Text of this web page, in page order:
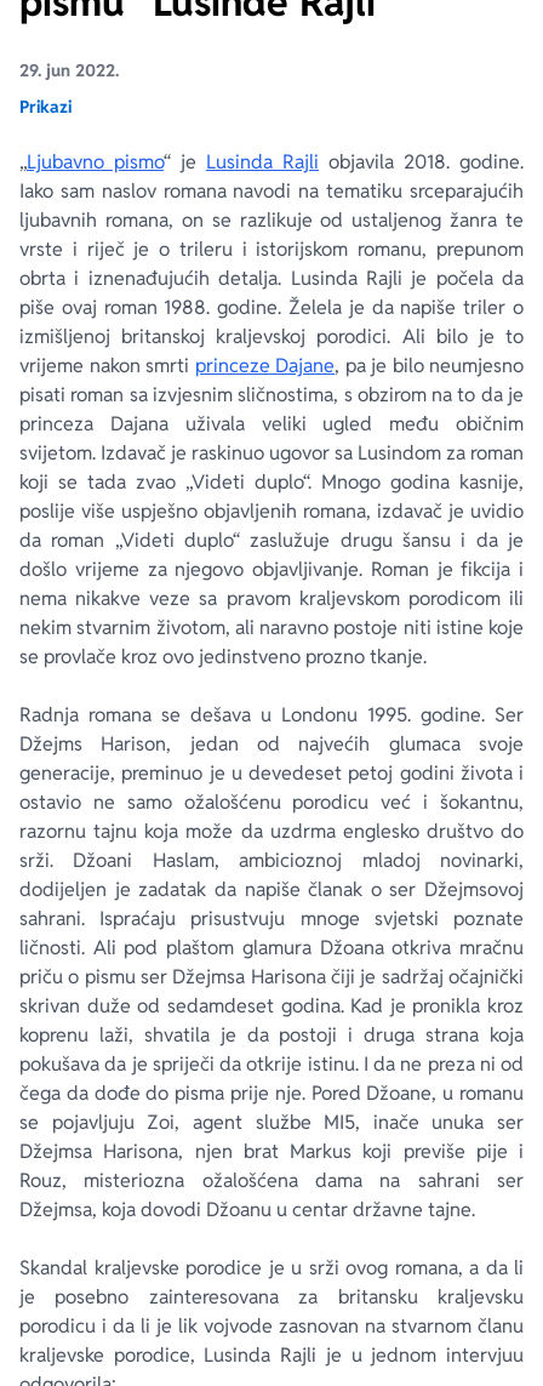
29. jun 2022.
Prikazi
„Ljubavno pismo“ je Lusinda Rajli objavila 2018. godine.
Iako sam naslov romana navodi na tematiku srceparajućih
ljubavnih romana, on se razlikuje od ustaljenog žanra te
vrste i riječ je o trileru i istorijskom romanu, prepunom
obrta i iznenađujućih detalja. Lusinda Rajli je počela da
piše ovaj roman 1988. godine. Želela je da napiše triler o
izmišljenoj britanskoj kraljevskoj porodici. Ali bilo je to
vrijeme nakon smrti princeze Dajane, pa je bilo neumjesno
pisati roman sa izvjesnim sličnostima, s obzirom na to da je
princeza Dajana uživala veliki ugled među običnim
svijetom. Izdavač je raskinuo ugovor sa Lusindom za roman
koji se tada zvao „Videti duplo“. Mnogo godina kasnije,
poslije više uspješno objavljenih romana, izdavač je uvidio
da roman „Videti duplo“ zaslužuje drugu šansu i da je
došlo vrijeme za njegovo objavljivanje. Roman je fikcija i
nema nikakve veze sa pravom kraljevskom porodicom ili
nekim stvarnim životom, ali naravno postoje niti istine koje
se provlače kroz ovo jedinstveno prozno tkanje.
Radnja romana se dešava u Londonu 1995. godine. Ser
Džejms Harison, jedan od najvećih glumaca svoje
generacije, preminuo je u devedeset petoj godini života i
ostavio ne samo ožalošćenu porodicu već i šokantnu,
razornu tajnu koja može da uzdrma englesko društvo do
srži. Džoani Haslam, ambicioznoj mladoj novinarki,
dodijeljen je zadatak da napiše članak o ser Džejmsovoj
sahrani. Ispraćaju prisustvuju mnoge svjetski poznate
ličnosti. Ali pod plaštom glamura Džoana otkriva mračnu
priču o pismu ser Džejmsa Harisona čiji je sadržaj očajnički
skrivan duže od sedamdeset godina. Kad je pronikla kroz
koprenu laži, shvatila je da postoji i druga strana koja
pokušava da je spriječi da otkrije istinu. I da ne preza ni od
čega da dođe do pisma prije nje. Pored Džoane, u romanu
se pojavljuju Zoi, agent službe MI5, inače unuka ser
Džejmsa Harisona, njen brat Markus koji previše pije i
Rouz, misteriozna ožalošćena dama na sahrani ser
Džejmsa, koja dovodi Džoanu u centar državne tajne.
Skandal kraljevske porodice je u srži ovog romana, a da li
je posebno zainteresovana za britansku kraljevsku
porodicu i da li je lik vojvode zasnovan na stvarnom članu
kraljevske porodice, Lusinda Rajli je u jednom intervjuu
Ekranizovane knjige
E-knjige
Autori
Poezija
Biografija
Bojan Ljubenović
Milica Jakovljević Mir-Jam
Peter Handke
Elif Šafak